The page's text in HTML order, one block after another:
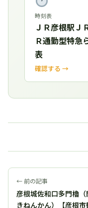
時刻表
ＪＲ彦根駅Ｊ
Ｒ通勤型特急
表
確認する →
← 前の記事
彦根城佐和口多門櫓
きねんかん）【彦根市